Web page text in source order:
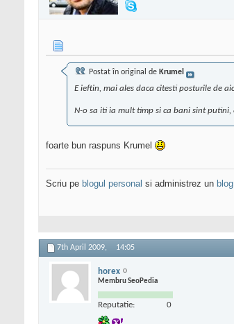
Postat în original de Krumel
E ieftin, mai ales daca citesti posturile de
N-o sa iti ia mult timp si ca bani sint putini,
foarte bun raspuns Krumel
Scriu pe blogul personal si administrez un
7th April 2009, 14:05
horex
Membru SeoPedia
Reputatie: 0